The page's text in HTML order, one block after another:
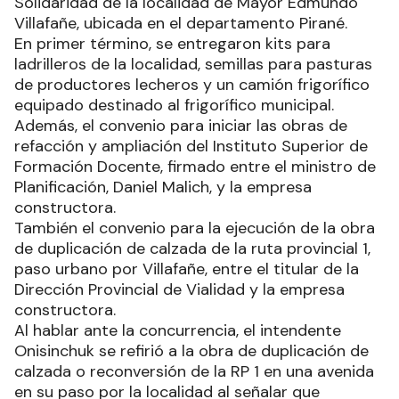
Villafañe, ubicada en el departamento Pirané.
En primer término, se entregaron kits para
ladrilleros de la localidad, semillas para pasturas
de productores lecheros y un camión frigorífico
equipado destinado al frigorífico municipal.
Además, el convenio para iniciar las obras de
refacción y ampliación del Instituto Superior de
Formación Docente, firmado entre el ministro de
Planificación, Daniel Malich, y la empresa
constructora.
También el convenio para la ejecución de la obra
de duplicación de calzada de la ruta provincial 1,
paso urbano por Villafañe, entre el titular de la
Dirección Provincial de Vialidad y la empresa
constructora.
Al hablar ante la concurrencia, el intendente
Onisinchuk se refirió a la obra de duplicación de
calzada o reconversión de la RP 1 en una avenida
en su paso por la localidad al señalar que